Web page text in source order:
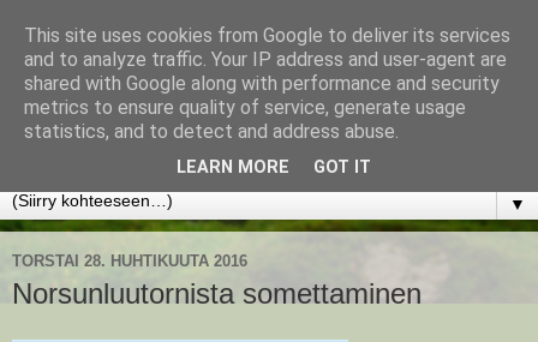
www.jyrkikokko.fi
Uusi Suunta - Jokainen hetki tarjoaa tilaisuuden muuttaa
▼
TORSTAI 28. HUHTIKUUTA 2016
Norsunluutornista somettaminen
This site uses cookies from Google to deliver its services
and to analyze traffic. Your IP address and user-agent are
shared with Google along with performance and security
metrics to ensure quality of service, generate usage
statistics, and to detect and address abuse.
LEARN MORE GOT IT